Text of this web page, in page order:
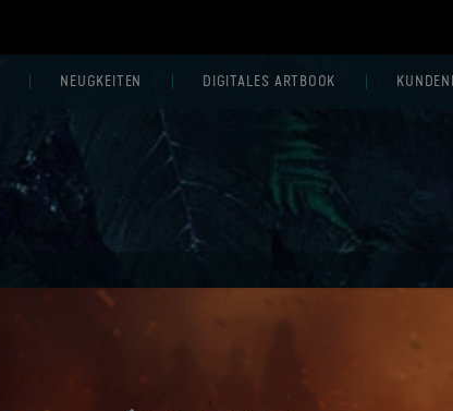
NEUGKEITEN DIGITALES ARTBOOK